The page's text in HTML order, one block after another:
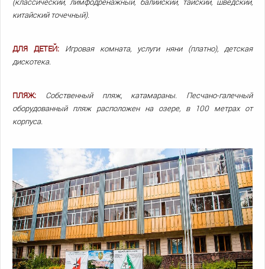
китайский точечный).
ДЛЯ ДЕТЕЙ:
Игровая комната, услуги няни (платно), детская
дискотека.
ПЛЯЖ:
Собственный пляж, катамараны. Песчано-галечный
оборудованный пляж расположен на озере, в 100 метрах от
корпуса.